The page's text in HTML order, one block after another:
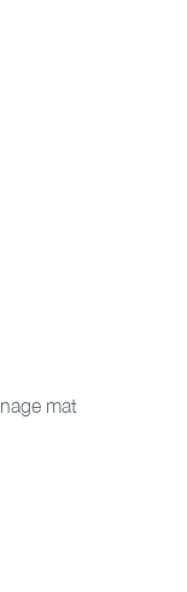
mat